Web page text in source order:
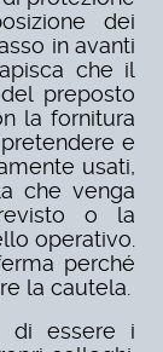
dei
in avanti
che il
preposto
la fornitura
e
usati,
che venga
o la
operativo.
perché
la cautela.
di essere i